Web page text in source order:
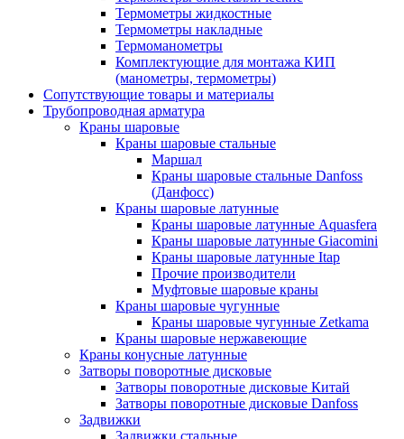
Термометры жидкостные
Термометры накладные
Термоманометры
Комплектующие для монтажа КИП
(манометры, термометры)
Сопутствующие товары и материалы
Трубопроводная арматура
Краны шаровые
Краны шаровые стальные
Маршал
Краны шаровые стальные Danfoss
(Данфосс)
Краны шаровые латунные
Краны шаровые латунные Aquasfera
Краны шаровые латунные Giacomini
Краны шаровые латунные Itap
Прочие производители
Муфтовые шаровые краны
Краны шаровые чугунные
Краны шаровые чугунные Zetkama
Краны шаровые нержавеющие
Краны конусные латунные
Затворы поворотные дисковые
Затворы поворотные дисковые Китай
Затворы поворотные дисковые Danfoss
Задвижки
Задвижки стальные